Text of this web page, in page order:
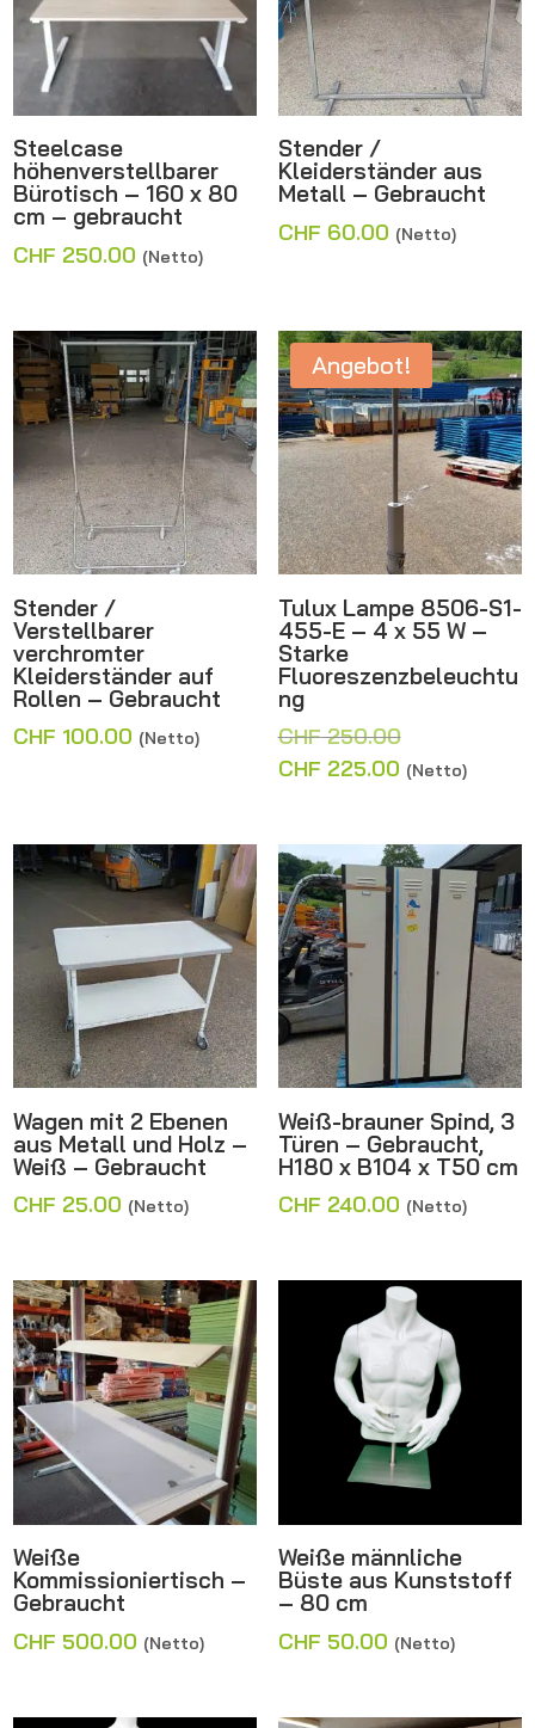
Steelcase
höhenverstellbarer
Bürotisch – 160 x 80
cm – gebraucht
CHF 250.00 (Netto)
Stender /
Kleiderständer aus
Metall – Gebraucht
CHF 60.00 (Netto)
Stender /
Verstellbarer
verchromter
Kleiderständer auf
Rollen – Gebraucht
CHF 100.00 (Netto)
Angebot!
Tulux Lampe 8506-S1-
455-E – 4 x 55 W –
Starke
Fluoreszenzbeleuchtu
ng
CHF250.00
Preis
CHF 225.00Aktueller
CHF 225.00.
(Netto)
Wagen mit 2 Ebenen
aus Metall und Holz –
Weiß – Gebraucht
CHF 25.00 (Netto)
Weiß-brauner Spind, 3
Türen – Gebraucht,
H180 x B104 x T50 cm
CHF 240.00 (Netto)
Weiße
Kommissioniertisch –
Gebraucht
CHF 500.00 (Netto)
Weiße männliche
Büste aus Kunststoff
– 80 cm
CHF 50.00 (Netto)